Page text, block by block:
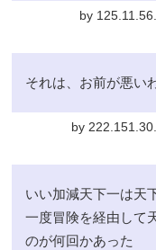
by
それは、お前が悪い
by
いい加減天下一は天
一度冒険を経由して
のが何回かあった